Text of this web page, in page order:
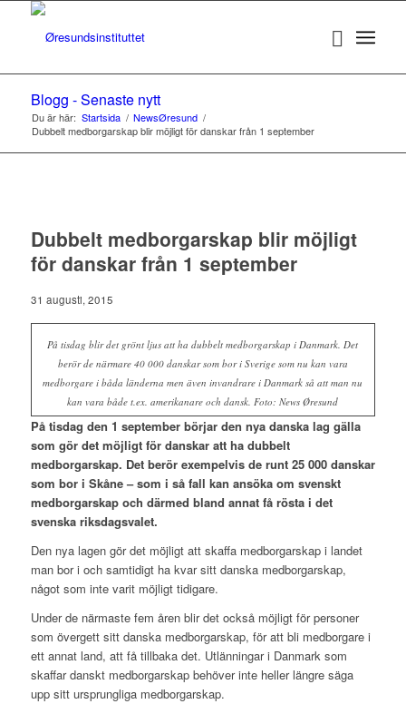
Blogg - Senaste nytt
Du är här: Startsida / NewsØresund /
Dubbelt medborgarskap blir möjligt för danskar från 1 september
Dubbelt medborgarskap blir möjligt
för danskar från 1 september
31 augusti, 2015
På tisdag blir det grönt ljus att ha dubbelt medborgarskap i Danmark. Det
berör de närmare 40 000 danskar som bor i Sverige som nu kan vara
medborgare i båda länderna men även invandrare i Danmark så att man nu
kan vara både t.ex. amerikanare och dansk. Foto: News Øresund
På tisdag den 1 september börjar den nya danska lag gälla
som gör det möjligt för danskar att ha dubbelt
medborgarskap. Det berör exempelvis de runt 25 000 danskar
som bor i Skåne – som i så fall kan ansöka om svenskt
medborgarskap och därmed bland annat få rösta i det
svenska riksdagsvalet.
Den nya lagen gör det möjligt att skaffa medborgarskap i landet
man bor i och samtidigt ha kvar sitt danska medborgarskap,
något som inte varit möjligt tidigare.
Under de närmaste fem åren blir det också möjligt för personer
som övergett sitt danska medborgarskap, för att bli medborgare i
ett annat land, att få tillbaka det. Utlänningar i Danmark som
skaffar danskt medborgarskap behöver inte heller längre säga
upp sitt ursprungliga medborgarskap.